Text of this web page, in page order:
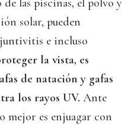
las piscinas, el polvo y
solar, pueden
e incluso
la vista, es
de natación y gafas
los rayos UV. Ante
mejor es enjuagar con